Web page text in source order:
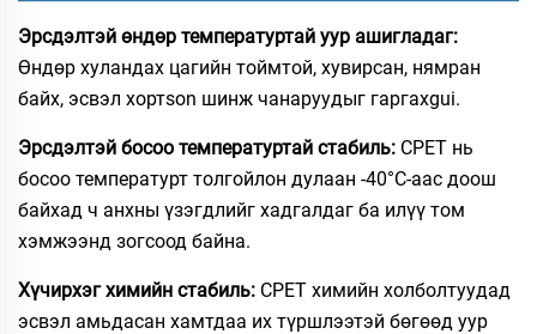
Эрсдэлтэй өндөр температуртай уур ашигладаг:
Өндөр хуландах цагийн тоймтой, хувирсан, нямран
байх, эсвэл хортson шинж чанаруудыг гаргахgui.
Эрсдэлтэй босоо температуртай стабиль: CPET нь
босоо температурт толгойлон дулаан -40°C-аас доош
байхад ч анхны үзэгдлийг хадгалдаг ба илүү том
хэмжээнд зогсоод байна.
Хүчирхэг химийн стабиль: CPET химийн холболтуудад
эсвэл амьдасан хамтдаа их түршлээтэй бөгөөд уур